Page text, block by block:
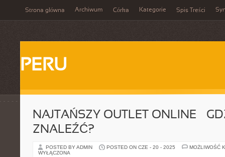
Strona główna Archiwum Córka Kategorie Spis Treści
PERU
NAJTAŃSZY OUTLET ONLINE –
ZNALEŹĆ?
POSTED BY ADMIN POSTED ON CZE - 20 - 2025
MOŻLIWOŚĆ
WYŁĄCZONA